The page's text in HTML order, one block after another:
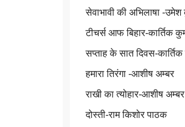
सेवाभावी की अभिलाषा -उमेश
टीचर्स आफ बिहार-कार्तिक
सप्ताह के सात दिवस-कार्तिक
हमारा तिरंगा -आशीष अम्बर
राखी का त्योहार-आशीष अम्बर
दोस्ती-राम किशोर पाठक